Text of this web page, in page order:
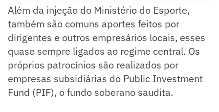
Além da injeção do Ministério do Esporte,
também são comuns aportes feitos por
dirigentes e outros empresários locais, esses
quase sempre ligados ao regime central. Os
próprios patrocínios são realizados por
empresas subsidiárias do Public Investment
Fund (PIF), o fundo soberano saudita.